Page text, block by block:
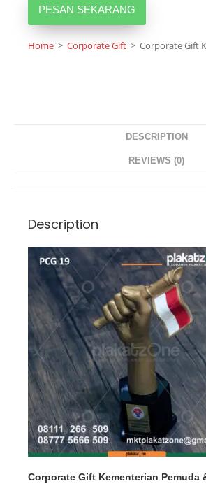
PESAN SEKARANG
Home > Corporate Gift > Corporate Gift
DESCRIPTION
REVIEWS (0)
Description
Corporate Gift Kementerian Pemuda